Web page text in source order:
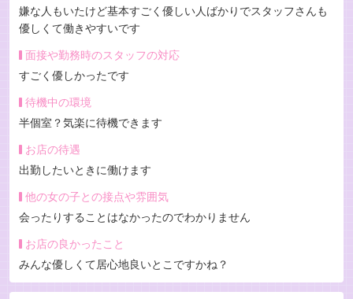
嫌な人もいたけど基本すごく優しい人ばかりでスタッフさんも
優しくて働きやすいです
面接や勤務時のスタッフの対応
すごく優しかったです
待機中の環境
半個室？気楽に待機できます
お店の待遇
出勤したいときに働けます
他の女の子との接点や雰囲気
会ったりすることはなかったのでわかりません
お店の良かったこと
みんな優しくて居心地良いとこですかね？